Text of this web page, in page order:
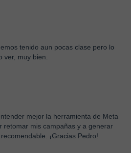
tenido aun pocas clase pero lo
ver, muy bien.
mejor la herramienta de Meta
retomar mis campañas y a generar
¡Gracias Pedro!